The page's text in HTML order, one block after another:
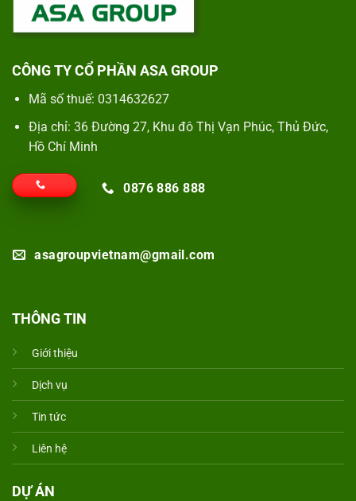
CÔNG TY CỔ PHẦN ASA GROUP
Mã số thuế: 0314632627
Địa chỉ: 36 Đường 27, Khu đô Thị Vạn Phúc, Thủ Đức,
Hồ Chí Minh
0876 886 888
asagroupvietnam@gmail.com
THÔNG TIN
Giới thiệu
Dịch vụ
Tin tức
Liên hệ
DỰ ÁN